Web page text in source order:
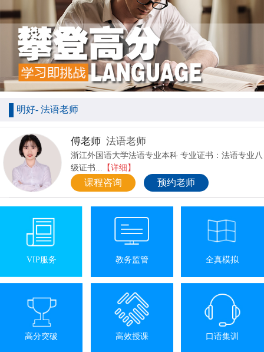
明好- 法语老师
傅老师 法语老师
浙江外国语大学法语专业本科 专业证书：法语专业八
级证书...
【详细】
课程咨询 预约老师
VIP服务 教务监管 全真模拟
高分突破 高效授课 口语集训